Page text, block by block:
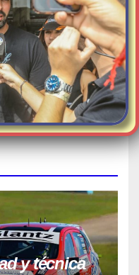
y técnica